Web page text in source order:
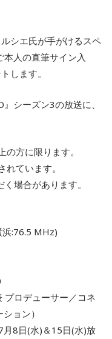
シエ氏が手がけるスペ
人の直筆サイン入
します。
シーズン3の放送に、
方に限ります。
ています。
場合があります。
:76.5 MHz)
ロデューサー／コネ
ョン）
8日(水)＆15日(水)放